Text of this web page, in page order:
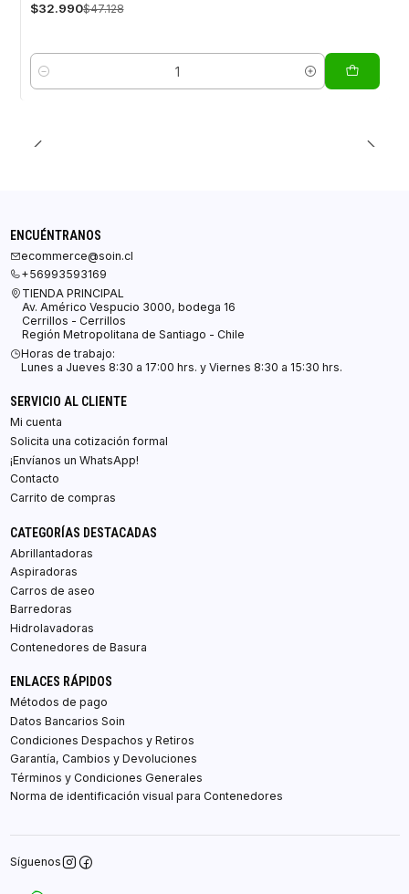
$32.990$47.128
Cantidad
ENCUÉNTRANOS
ecommerce@soin.cl
+56993593169
TIENDA PRINCIPAL
Av. Américo Vespucio 3000, bodega 16
Cerrillos - Cerrillos
Región Metropolitana de Santiago - Chile
Horas de trabajo:
Lunes a Jueves 8:30 a 17:00 hrs. y Viernes 8:30 a 15:30 hrs.
SERVICIO AL CLIENTE
Mi cuenta
Solicita una cotización formal
¡Envíanos un WhatsApp!
Contacto
Carrito de compras
CATEGORÍAS DESTACADAS
Abrillantadoras
Aspiradoras
Carros de aseo
Barredoras
Hidrolavadoras
Contenedores de Basura
ENLACES RÁPIDOS
Métodos de pago
Datos Bancarios Soin
Condiciones Despachos y Retiros
Garantía, Cambios y Devoluciones
Términos y Condiciones Generales
Norma de identificación visual para Contenedores
Síguenos